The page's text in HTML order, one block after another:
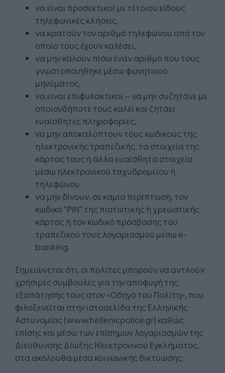
να είναι προσεκτικοί με τέτοιου είδους
τηλεφωνικές κλήσεις,
να κρατούν τον αριθμό τηλεφώνου από τον
οποίο τους έχουν καλέσει,
να μην καλούν πίσω έναν αριθμό που τους
γνωστοποιήθηκε μέσω φωνητικού
μηνύματος,
να είναι επιφυλακτικοί – να μην συζητάνε με
οποιονδήποτε τους καλεί και ζητάει
ευαίσθητες πληροφορίες,
να μην αποκαλύπτουν τους κωδικούς της
ηλεκτρονικής τραπεζικής, τα στοιχεία της
κάρτας τους ή άλλα ευαίσθητα στοιχεία
µέσω ηλεκτρονικού ταχυδρομείου ή
τηλεφώνου.
να μην δίνουν, σε καμία περίπτωση, τον
κωδικό “PIN” της πιστωτικής ή χρεωστικής
κάρτας ή τον κωδικό πρόσβασης του
τραπεζικού τους λογαριασμού μέσω e-
banking.
Σημειώνεται ότι, οι πολίτες μπορούν να αντλούν
χρήσιμες συμβουλές για την αποφυγή της
εξαπάτησής τους στον «Οδηγό του Πολίτη», που
φιλοξενείται στην ιστοσελίδα της Ελληνικής
Αστυνομίας (www.hellenicpolice.gr) καθώς
επίσης και μέσω των επίσημων λογαριασμών της
Διεύθυνσης Δίωξης Ηλεκτρονικού Εγκλήματος,
στα ακόλουθα μέσα κοινωνικής δικτύωσης: